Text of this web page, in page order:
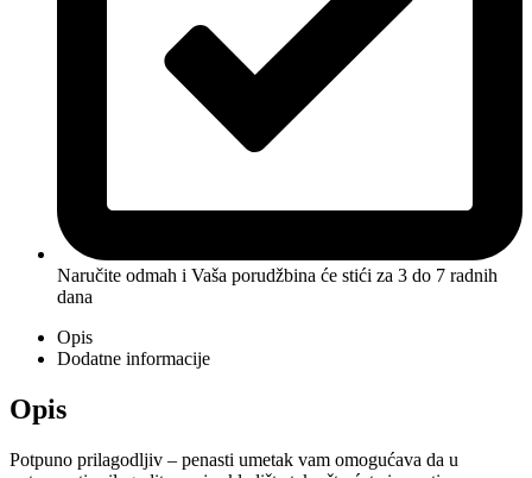
Naručite odmah i Vaša porudžbina će stići za 3 do 7 radnih
dana
Opis
Dodatne informacije
Opis
Potpuno prilagodljiv – penasti umetak vam omogućava da u